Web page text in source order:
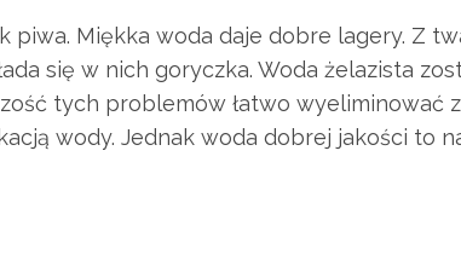
piwa. Miękka woda daje dobre lagery. Z
się w nich goryczka. Woda żelazista
tych problemów łatwo wyeliminować
wody. Jednak woda dobrej jakości to